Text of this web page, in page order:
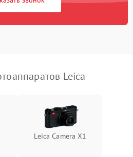
Leica
Leica Camera X1